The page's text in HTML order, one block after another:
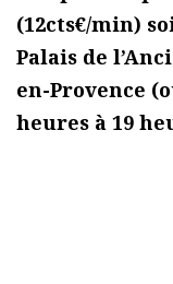
(12cts€/min)
Palais de
en-Provence
heures à 19